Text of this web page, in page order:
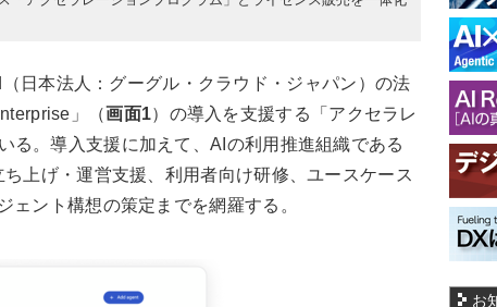
日本法人：グーグル・クラウド・ジャパン）の法
」（画面1）の導入を支援する「アクセラレ
る。導入支援に加えて、AIの利用推進組織である
上げ・運営支援、利用者向け研修、ユースケース
ント構想の策定までを網羅する。
お